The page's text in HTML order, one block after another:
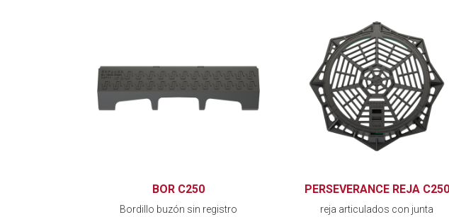
BOR C250
Bordillo buzón sin registro
PERSEVERANCE REJA C250
reja articulados con junta